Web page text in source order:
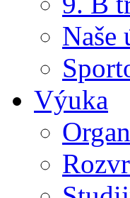
Naše
Výuka